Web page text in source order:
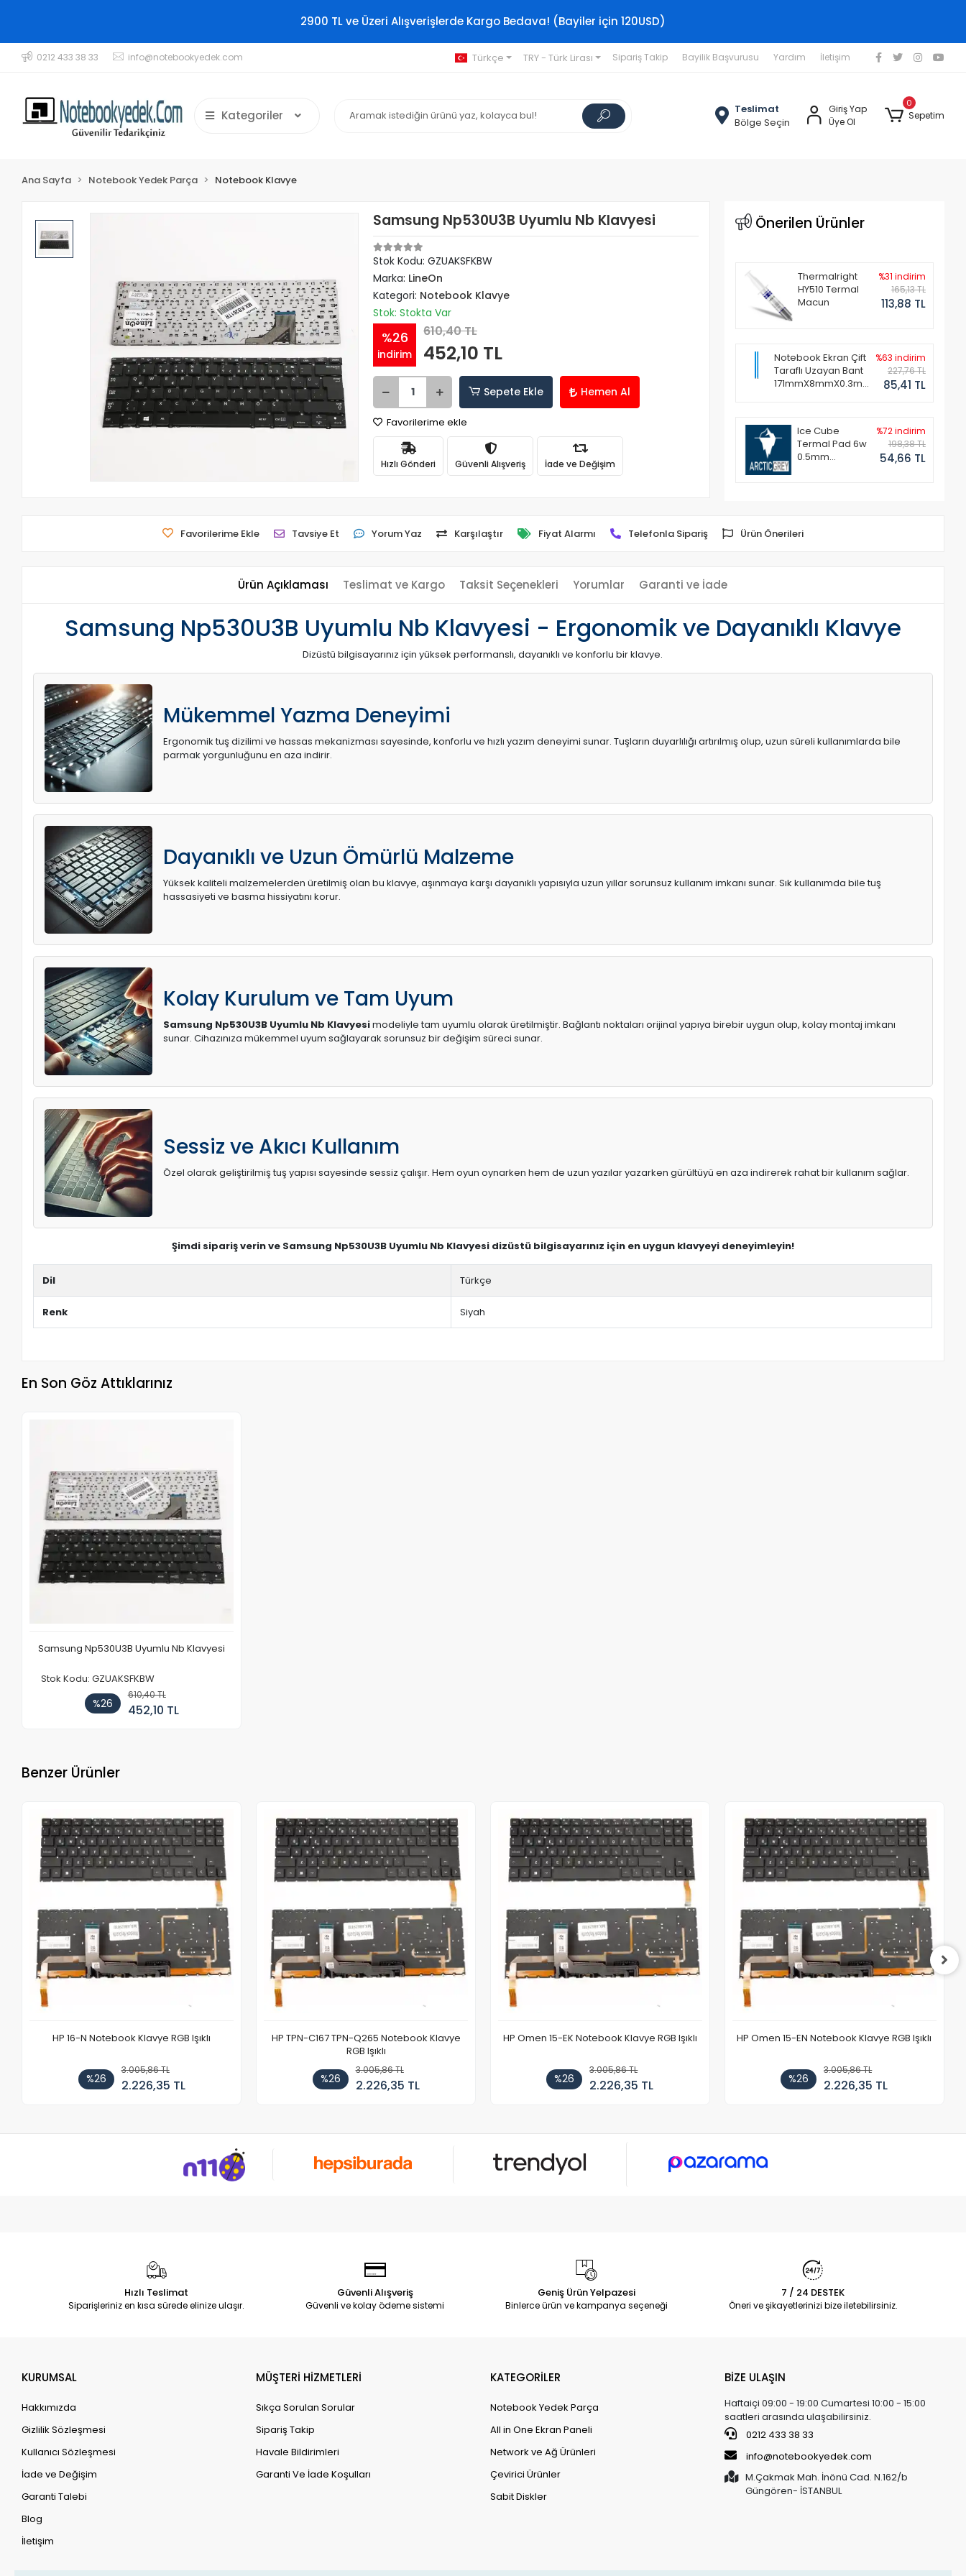
2900 TL ve Üzeri Alışverişlerde Kargo Bedava! (Bayiler için 120USD)
0212 433 38 33 info@notebookyedek.com Türkçe TRY - Türk Lirası Sipariş Takip Bayilik Başvurusu Yardım İletişim
Kategoriler
Teslimat
Bölge Seçin
Giriş Yap
Üye Ol
0
Sepetim
Ana Sayfa Notebook Yedek Parça Notebook Klavye
Samsung Np530U3B Uyumlu Nb Klavyesi
Stok Kodu: GZUAKSFKBW
Marka: LineOn
Kategori: Notebook Klavye
Stok: Stokta Var
%26
indirim
610,40 TL
452,10 TL
Sepete Ekle Hemen Al
Favorilerime ekle
Hızlı Gönderi Güvenli Alışveriş İade ve Değişim
Önerilen Ürünler
Thermalright
HY510 Termal
Macun
%31 indirim
165,13 TL
113,88 TL
Notebook Ekran Çift
Taraflı Uzayan Bant
171mmX8mmX0.3mm
%63 indirim
227,76 TL
85,41 TL
Ice Cube
Termal Pad 6w
0.5mm
%72 indirim
198,38 TL
54,66 TL
Favorilerime Ekle Tavsiye Et Yorum Yaz Karşılaştır Fiyat Alarmı Telefonla Sipariş Ürün Önerileri
Ürün Açıklaması Teslimat ve Kargo Taksit Seçenekleri Yorumlar Garanti ve İade
Samsung Np530U3B Uyumlu Nb Klavyesi - Ergonomik ve Dayanıklı Klavye
Dizüstü bilgisayarınız için yüksek performanslı, dayanıklı ve konforlu bir klavye.
Mükemmel Yazma Deneyimi
Ergonomik tuş dizilimi ve hassas mekanizması sayesinde, konforlu ve hızlı yazım deneyimi sunar. Tuşların duyarlılığı artırılmış olup, uzun süreli kullanımlarda bile
parmak yorgunluğunu en aza indirir.
Dayanıklı ve Uzun Ömürlü Malzeme
Yüksek kaliteli malzemelerden üretilmiş olan bu klavye, aşınmaya karşı dayanıklı yapısıyla uzun yıllar sorunsuz kullanım imkanı sunar. Sık kullanımda bile tuş
hassasiyeti ve basma hissiyatını korur.
Kolay Kurulum ve Tam Uyum
Samsung Np530U3B Uyumlu Nb Klavyesimodeliyle tam uyumlu olarak üretilmiştir. Bağlantı noktaları orijinal yapıya birebir uygun olup, kolay montaj imkanı
sunar. Cihazınıza mükemmel uyum sağlayarak sorunsuz bir değişim süreci sunar.
Sessiz ve Akıcı Kullanım
Özel olarak geliştirilmiş tuş yapısı sayesinde sessiz çalışır. Hem oyun oynarken hem de uzun yazılar yazarken gürültüyü en aza indirerek rahat bir kullanım sağlar.
Şimdi sipariş verin ve Samsung Np530U3B Uyumlu Nb Klavyesi dizüstü bilgisayarınız için en uygun klavyeyi deneyimleyin!
Dil Türkçe
Renk Siyah
En Son Göz Attıklarınız
Samsung Np530U3B Uyumlu Nb Klavyesi
Stok Kodu: GZUAKSFKBW
%26
610,40 TL
452,10 TL
Benzer Ürünler
HP 16-N Notebook Klavye RGB Işıklı
%26
3.005,86 TL
2.226,35 TL
HP TPN-C167 TPN-Q265 Notebook Klavye
RGB Işıklı
%26
3.005,86 TL
2.226,35 TL
HP Omen 15-EK Notebook Klavye RGB Işıklı
%26
3.005,86 TL
2.226,35 TL
HP Omen 15-EN Notebook Klavye RGB Işıklı
%26
3.005,86 TL
2.226,35 TL
Hızlı Teslimat
Siparişleriniz en kısa sürede elinize ulaşır.
Güvenli Alışveriş
Güvenli ve kolay ödeme sistemi
Geniş Ürün Yelpazesi
Binlerce ürün ve kampanya seçeneği
7 / 24 DESTEK
Öneri ve şikayetlerinizi bize iletebilirsiniz.
KURUMSAL
Hakkımızda
Gizlilik Sözleşmesi
Kullanıcı Sözleşmesi
İade ve Değişim
Garanti Talebi
Blog
İletişim
MÜŞTERİ HİZMETLERİ
Sıkça Sorulan Sorular
Sipariş Takip
Havale Bildirimleri
Garanti Ve İade Koşulları
KATEGORİLER
Notebook Yedek Parça
All in One Ekran Paneli
Network ve Ağ Ürünleri
Çevirici Ürünler
Sabit Diskler
BİZE ULAŞIN
Haftaiçi 09:00 - 19:00 Cumartesi 10:00 - 15:00
saatleri arasında ulaşabilirsiniz.
0212 433 38 33
info@notebookyedek.com
M.Çakmak Mah. İnönü Cad. N.162/b
Güngören- İSTANBUL